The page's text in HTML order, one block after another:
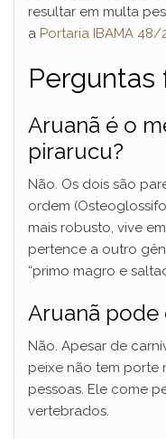
resultar em multa
a Portaria IBAMA 48/
Aruanã é o
pirarucu?
Não. Os dois são
ordem
mais robusto, vive
pertence a outro
“primo magro e
Aruanã pode
Não. Apesar de
peixe não tem porte
pessoas. Ele come
vertebrados.